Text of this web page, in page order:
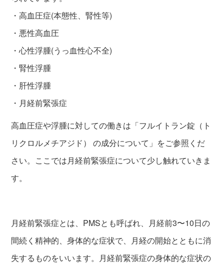
・高血圧症(本態性、腎性等)
・悪性高血圧
・心性浮腫(うっ血性心不全)
・腎性浮腫
・肝性浮腫
・月経前緊張症
高血圧症や浮腫に対しての働きは「フルイトラン錠（ト
リクロルメチアジド） の成分について」をご参照くだ
さい。ここでは月経前緊張症について少し触れていきま
す。
月経前緊張症とは、PMSとも呼ばれ、月経前3〜10日の
間続く精神的、身体的な症状で、月経の開始とともに消
失するものをいいます。月経前緊張症の身体的な症状の